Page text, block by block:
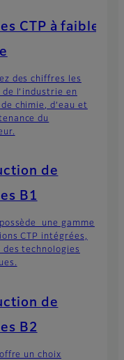
CTP à faible
des chiffres les
de l’industrie en
chimie, d’eau et
du
de
B1
une gamme
CTP intégrées,
technologies
de
B2
un choix